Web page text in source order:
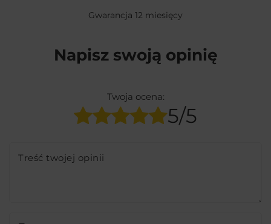
Gwarancja 12 miesięcy
Napisz swoją opinię
Twoja ocena:
5/5
Treść twojej opinii